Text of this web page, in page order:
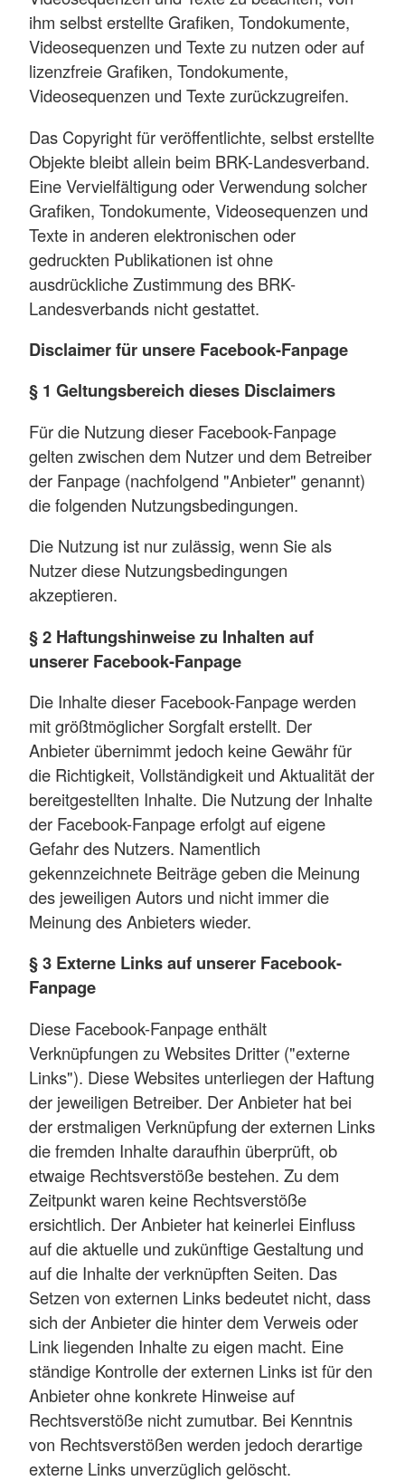
ihm selbst erstellte Grafiken, Tondokumente,
Videosequenzen und Texte zu nutzen oder auf
lizenzfreie Grafiken, Tondokumente,
Videosequenzen und Texte zurückzugreifen.
Das Copyright für veröffentlichte, selbst erstellte
Objekte bleibt allein beim BRK-Landesverband.
Eine Vervielfältigung oder Verwendung solcher
Grafiken, Tondokumente, Videosequenzen und
Texte in anderen elektronischen oder
gedruckten Publikationen ist ohne
ausdrückliche Zustimmung des BRK-
Landesverbands nicht gestattet.
Disclaimer für unsere Facebook-Fanpage
§ 1 Geltungsbereich dieses Disclaimers
Für die Nutzung dieser Facebook-Fanpage
gelten zwischen dem Nutzer und dem Betreiber
der Fanpage (nachfolgend "Anbieter" genannt)
die folgenden Nutzungsbedingungen.
Die Nutzung ist nur zulässig, wenn Sie als
Nutzer diese Nutzungsbedingungen
akzeptieren.
§ 2 Haftungshinweise zu Inhalten auf
unserer Facebook-Fanpage
Die Inhalte dieser Facebook-Fanpage werden
mit größtmöglicher Sorgfalt erstellt. Der
Anbieter übernimmt jedoch keine Gewähr für
die Richtigkeit, Vollständigkeit und Aktualität der
bereitgestellten Inhalte. Die Nutzung der Inhalte
der Facebook-Fanpage erfolgt auf eigene
Gefahr des Nutzers. Namentlich
gekennzeichnete Beiträge geben die Meinung
des jeweiligen Autors und nicht immer die
Meinung des Anbieters wieder.
§ 3 Externe Links auf unserer Facebook-
Fanpage
Diese Facebook-Fanpage enthält
Verknüpfungen zu Websites Dritter ("externe
Links"). Diese Websites unterliegen der Haftung
der jeweiligen Betreiber. Der Anbieter hat bei
der erstmaligen Verknüpfung der externen Links
die fremden Inhalte daraufhin überprüft, ob
etwaige Rechtsverstöße bestehen. Zu dem
Zeitpunkt waren keine Rechtsverstöße
ersichtlich. Der Anbieter hat keinerlei Einfluss
auf die aktuelle und zukünftige Gestaltung und
auf die Inhalte der verknüpften Seiten. Das
Setzen von externen Links bedeutet nicht, dass
sich der Anbieter die hinter dem Verweis oder
Link liegenden Inhalte zu eigen macht. Eine
ständige Kontrolle der externen Links ist für den
Anbieter ohne konkrete Hinweise auf
Rechtsverstöße nicht zumutbar. Bei Kenntnis
von Rechtsverstößen werden jedoch derartige
externe Links unverzüglich gelöscht.